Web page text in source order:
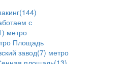
с
метро
Площадь
завод(7) метро